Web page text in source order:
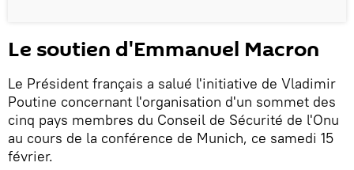
Le soutien d'Emmanuel Macron
Le Président français a salué l'initiative de Vladimir
Poutine concernant l'organisation d'un sommet des
cinq pays membres du Conseil de Sécurité de l'Onu
au cours de la conférence de Munich, ce samedi 15
février.